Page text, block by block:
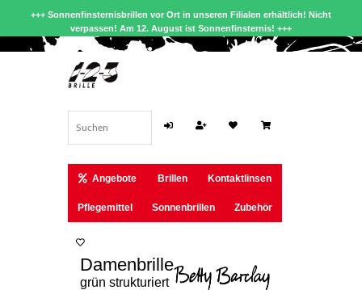
+++ Sonnenfinsternisbrillen vor Ort in unseren Filialen erhältlich! Nicht
verpassen! Am 12. August ist Sonnenfinsternis! +++
Angebote Brillen Kontaktlinsen
Pflegemittel Sonnenbrillen Zubehör
Damenbrille
grün strukturiert